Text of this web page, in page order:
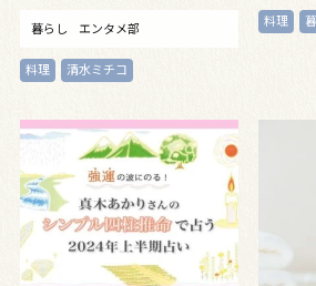
暮らし エンタメ部
料理 清水ミチコ
料理